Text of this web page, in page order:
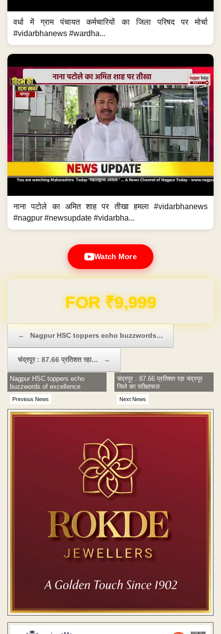
वर्धा में ग्राम पंचायत कर्मचारियों का जिला परिषद पर मोर्चा
#vidarbhanews #wardha...
नाना पटोले का अमित शाह पर तीखा हमला #vidarbhanews
#nagpur #newsupdate #vidarbha...
Watch More
Domain & Hosting FREE for 1 Year
← Nagpur HSC toppers echo buzzwords…
चंद्रपूर : 87.66 प्रतिशत रहा… →
Previous News
Nagpur HSC toppers echo
buzzwords of excellence
Next News
चंद्रपूर : 87.66 प्रतिशत रहा चंद्रपूर
जिले का परीक्षाफल